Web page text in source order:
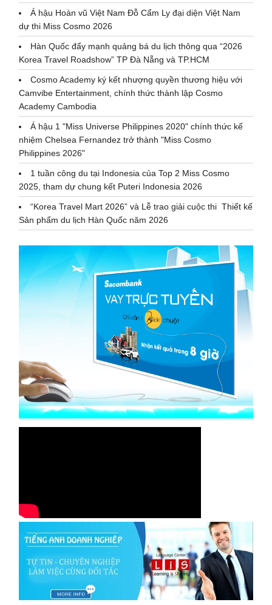
Á hậu Hoàn vũ Việt Nam Đỗ Cẩm Ly đại diện Việt Nam
dự thi Miss Cosmo 2026
Hàn Quốc đẩy mạnh quảng bá du lịch thông qua “2026
Korea Travel Roadshow” TP Đà Nẵng và TP.HCM
Cosmo Academy ký kết nhượng quyền thương hiệu với
Camvibe Entertainment, chính thức thành lập Cosmo
Academy Cambodia
Á hậu 1 "Miss Universe Philippines 2020" chính thức kế
nhiệm Chelsea Fernandez trở thành "Miss Cosmo
Philippines 2026"
1 tuần công du tại Indonesia của Top 2 Miss Cosmo
2025, tham dự chung kết Puteri Indonesia 2026
“Korea Travel Mart 2026” và Lễ trao giải cuộc thi Thiết kế
Sản phẩm du lịch Hàn Quốc năm 2026